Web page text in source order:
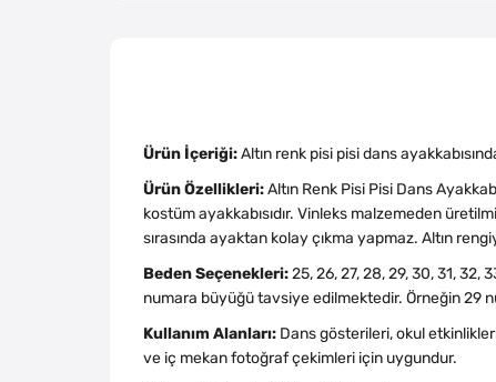
Ürün İçeriği:Altın renk pisi pisi dans
Ürün Özellikleri:Altın Renk Pisi Pisi Dans
kostüm ayakkabısıdır. Vinleks malzemeden
sırasında ayaktan kolay çıkma yapmaz. Altın
Beden Seçenekleri: 25, 26, 27, 28, 29, 30, 31, 32,
numara büyüğü tavsiye edilmektedir. Örneğin 29
Kullanım Alanları: Dans gösterileri, okul
ve iç mekan fotoğraf çekimleri için uygundur.